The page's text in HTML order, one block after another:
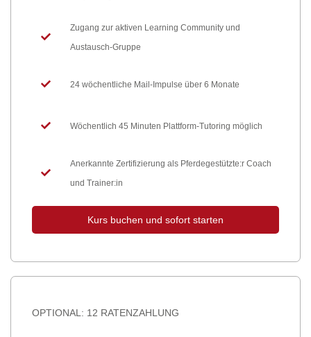
Zugang zur aktiven Learning Community und
Austausch-Gruppe
24 wöchentliche Mail-Impulse über 6 Monate
Wöchentlich 45 Minuten Plattform-Tutoring möglich
Anerkannte Zertifizierung als Pferdegestützte:r Coach
und Trainer:in
Kurs buchen und sofort starten
OPTIONAL: 12 RATENZAHLUNG